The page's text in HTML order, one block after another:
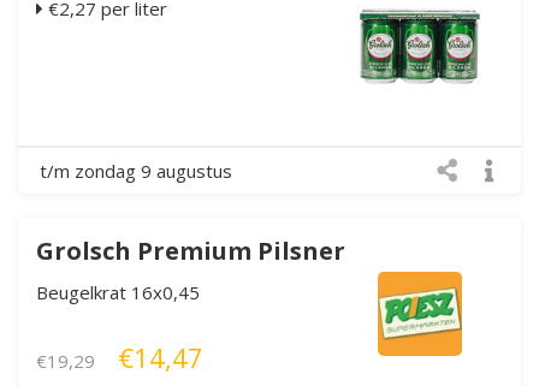
€2,27 per liter
t/m zondag 9 augustus
Grolsch Premium Pilsner
Beugelkrat 16x0,45
€19,29 €14,47